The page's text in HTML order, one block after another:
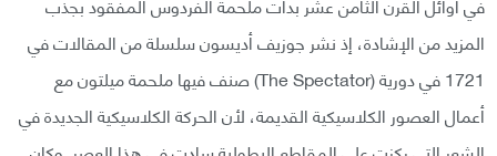
المزيد من الإشادة، إذ نشر جوزيف أديسون سلسلة من المقالات في
1721 في دورية (The Spectator) صنف فيها ملحمة ميلتون مع
أعمال العصور الكلاسيكية القديمة، لأن الحركة الكلاسيكية الجديدة في